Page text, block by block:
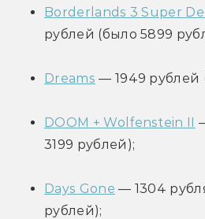
Borderlands 3 Super
рублей (было 5899
Dreams — 1949 рублей
DOOM + Wolfenstein II
3199 рублей);
Days Gone — 1304
рублей);